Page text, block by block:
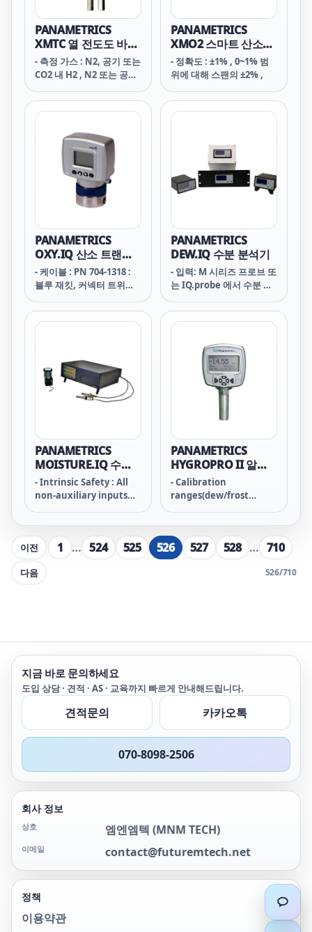
PANAMETRICS
XMTC 열 전도도 바이
너리 가스 트랜스미터
- 측정 가스 : N2, 공기 또는
CO2 내 H2 , N2 또는 공기
PANAMETRICS
XMO2 스마트 산소분
석기
- 정확도 : ±1% , 0~1% 범
위에 대해 스팬의 ±2% ,
PANAMETRICS
OXY.IQ 산소 트랜스
미터
- 케이블 : PN 704-1318 :
블루 재킷, 커넥터 트위스
10 미터 길이
PANAMETRICS
DEW.IQ 수분 분석기
- 입력: M 시리즈 프로브 또
는 IQ.probe 에서 수분 신
PANAMETRICS
MOISTURE.IQ 수분
분석기
- Intrinsic Safety : All
non-auxiliary inputs
isolation and energy-
limiting circuitry.
PANAMETRICS
HYGROPRO II 알루
미늄산화물 수분트랜
스미터
- Calibration
ranges(dew/frost
with data from +20 to
-110°C (+68 to -166°F)
이전 1 … 524 525 526 527 528 … 710
다음 526/710
지금 바로 문의하세요
도입 상담 · 견적 · AS · 교육까지 빠르게 안내해드립니다.
견적문의 카카오톡
070-8098-2506
회사 정보
상호 엠엔엠텍 (MNM TECH)
이메일 contact@futuremtech.net
정책
이용약관